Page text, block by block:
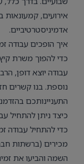
אירועים, קמעונאות
אדמיניסטרטיביים.
איך הופכים עבודה
כדי להפוך משרת
עבודה יוצא דופן,
נוספת. בנו קשרים
התעניינותכם
כיצד ניתן להתחיל
כדי להתחיל עבודה
מכירים (ברשתות
השמה והביעו את